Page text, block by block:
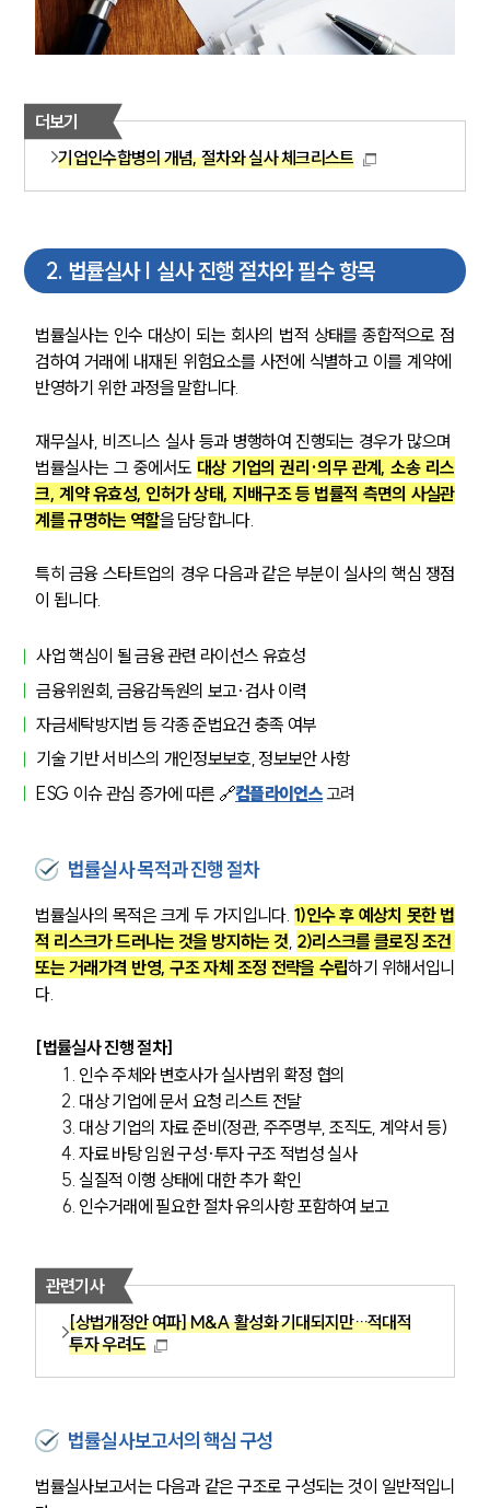
더보기
기업인수합병의 개념, 절차와 실사 체크리스트
2. 법률실사 | 실사 진행 절차와 필수 항목
법률실사는 인수 대상이 되는 회사의 법적 상태를 종합적으로 점
검하여 거래에 내재된 위험요소를 사전에 식별하고 이를 계약에
반영하기 위한 과정을 말합니다.
재무실사, 비즈니스 실사 등과 병행하여 진행되는 경우가 많으며
법률실사는 그 중에서도 대상 기업의 권리·의무 관계, 소송 리스
크, 계약 유효성, 인허가 상태, 지배구조 등 법률적 측면의 사실관
계를 규명하는 역할을 담당합니다.
특히 금융 스타트업의 경우 다음과 같은 부분이 실사의 핵심 쟁점
이 됩니다.
사업 핵심이 될 금융 관련 라이선스 유효성
금융위원회, 금융감독원의 보고·검사 이력
자금세탁방지법 등 각종 준법요건 충족 여부
기술 기반 서비스의 개인정보보호, 정보보안 사항
ESG 이슈 관심 증가에 따른 🔗컴플라이언스고려
법률실사 목적과 진행 절차
법률실사의 목적은 크게 두 가지입니다. 1)인수 후 예상치 못한 법
적 리스크가 드러나는 것을 방지하는 것 2)리스크를 클로징 조건
또는 거래가격 반영, 구조 자체 조정 전략을 수립하기 위해서입니
다.
[법률실사 진행 절차]
인수 주체와 변호사가 실사범위 확정 협의
대상 기업에 문서 요청 리스트 전달
대상 기업의 자료 준비(정관, 주주명부, 조직도, 계약서 등)
자료 바탕 임원 구성·투자 구조 적법성 실사
실질적 이행 상태에 대한 추가 확인
인수거래에 필요한 절차 유의사항 포함하여 보고
관련기사
[상법개정안 여파] M&A 활성화 기대되지만…적대적
투자 우려도
법률실사보고서의 핵심 구성
법률실사보고서는 다음과 같은 구조로 구성되는 것이 일반적입니